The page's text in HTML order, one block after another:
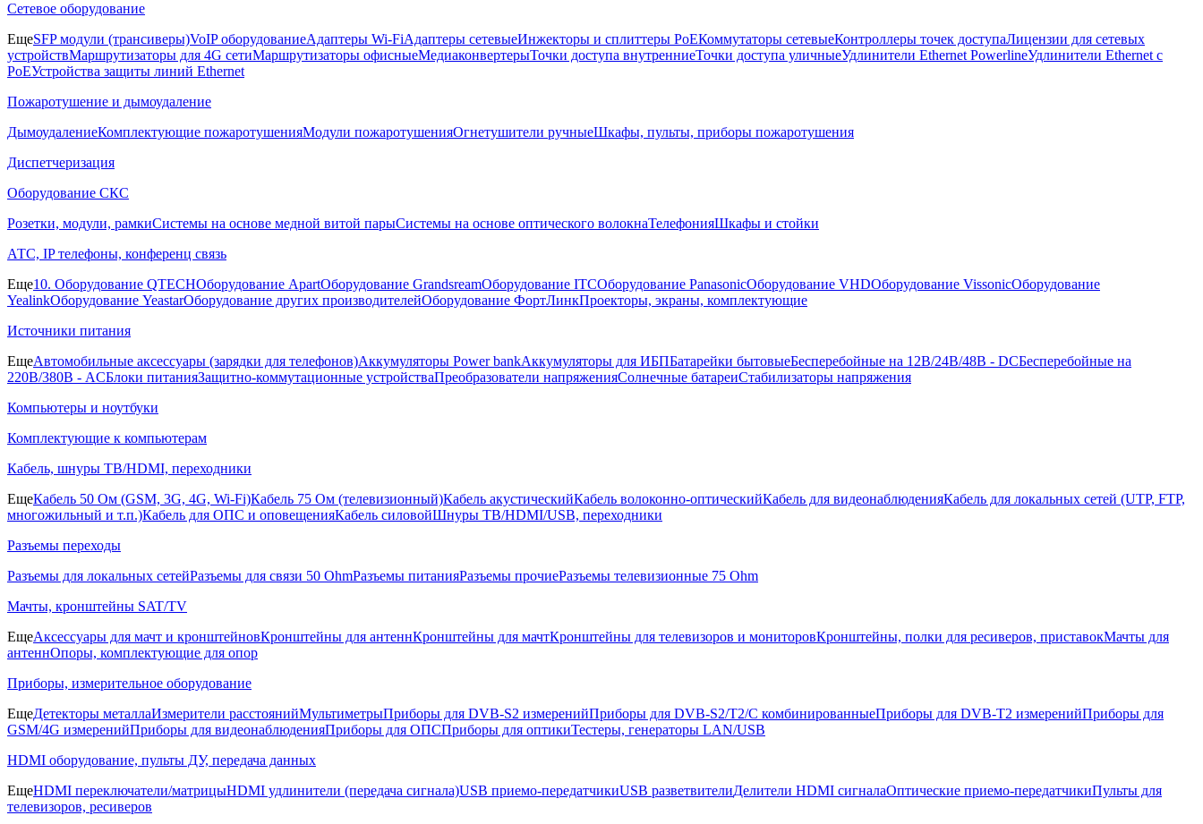
Сетевое оборудование
ЕщеSFP модули (трансиверы)VoIP оборудованиеАдаптеры Wi-FiАдаптеры сетевыеИнжекторы и сплиттеры РоЕКоммутаторы сетевыеКонтроллеры точек доступаЛицензии для сетевых
устройствМаршрутизаторы для 4G сетиМаршрутизаторы офисныеМедиаконвертерыТочки доступа внутренниеТочки доступа уличныеУдлинители Ethernet PowerlineУдлинители Ethernet с
PoEУстройства защиты линий Ethernet
Пожаротушение и дымоудаление
ДымоудалениеКомплектующие пожаротушенияМодули пожаротушенияОгнетушители ручныеШкафы, пульты, приборы пожаротушения
Диспетчеризация
Оборудование СКС
Розетки, модули, рамкиСистемы на основе медной витой парыСистемы на основе оптического волокнаТелефонияШкафы и стойки
АТС, IP телефоны, конференц связь
Еще10. Оборудование QTECHОборудование ApartОборудование GrandsreamОборудование ITCОборудование PanasonicОборудование VHDОборудование VissonicОборудование
YealinkОборудование YeastarОборудование других производителейОборудование ФортЛинкПроекторы, экраны, комплектующие
Источники питания
ЕщеАвтомобильные аксессуары (зарядки для телефонов)Аккумуляторы Power bankАккумуляторы для ИБПБатарейки бытовыеБесперебойные на 12В/24В/48В - DCБесперебойные на
220В/380В - ACБлоки питанияЗащитно-коммутационные устройстваПреобразователи напряженияСолнечные батареиСтабилизаторы напряжения
Компьютеры и ноутбуки
Комплектующие к компьютерам
Кабель, шнуры ТВ/HDMI, переходники
ЕщеКабель 50 Ом (GSM, 3G, 4G, Wi-Fi)Кабель 75 Ом (телевизионный)Кабель акустическийКабель волоконно-оптическийКабель для видеонаблюденияКабель для локальных сетей (UTP, FTP,
многожильный и т.п.)Кабель для ОПС и оповещенияКабель силовойШнуры ТВ/HDMI/USB, переходники
Разъемы переходы
Разъемы для локальных сетейРазъемы для связи 50 OhmРазъемы питанияРазъемы прочиеРазъемы телевизионные 75 Ohm
Мачты, кронштейны SAT/TV
ЕщеАксессуары для мачт и кронштейновКронштейны для антеннКронштейны для мачтКронштейны для телевизоров и мониторовКронштейны, полки для ресиверов, приставокМачты для
антеннОпоры, комплектующие для опор
Приборы, измерительное оборудование
ЕщеДетекторы металлаИзмерители расстоянийМультиметрыПриборы для DVB-S2 измеренийПриборы для DVB-S2/T2/C комбинированныеПриборы для DVB-T2 измеренийПриборы для
GSM/4G измеренийПриборы для видеонаблюденияПриборы для ОПСПриборы для оптикиТестеры, генераторы LAN/USB
HDMI оборудование, пульты ДУ, передача данных
ЕщеHDMI переключатели/матрицыHDMI удлинители (передача сигнала)USB приемо-передатчикиUSB разветвителиДелители HDMI сигналаОптические приемо-передатчикиПульты для
телевизоров, ресиверов